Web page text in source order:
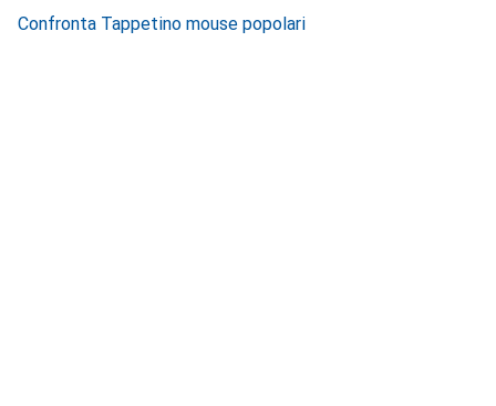
Confronta Tappetino mouse popolari